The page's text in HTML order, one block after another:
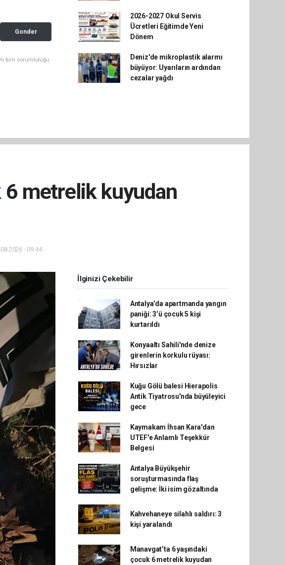
Gonder
tüm sorumluluğu
2026-2027 Okul Servis
Ücretleri Eğitimde Yeni
Dönem
Deniz'de mikroplastik alarmı
büyüyor: Uyarıların ardından
cezalar yağdı
6 metrelik kuyudan
- 09:44
İlginizi Çekebilir
Antalya’da apartmanda yangın
paniği: 3’ü çocuk 5 kişi
kurtarıldı
Konyaaltı Sahili'nde denize
girenlerin korkulu rüyası:
Hırsızlar
Kuğu Gölü balesi Hierapolis
Antik Tiyatrosu'nda büyüleyici
gece
Kaymakam İhsan Kara'dan
UTEF'e Anlamlı Teşekkür
Belgesi
Antalya Büyükşehir
soruşturmasında flaş
gelişme: İki isim gözaltında
Kahvehaneye silahlı saldırı: 3
kişi yaralandı
Manavgat’ta 6 yaşındaki
çocuk 6 metrelik kuyudan